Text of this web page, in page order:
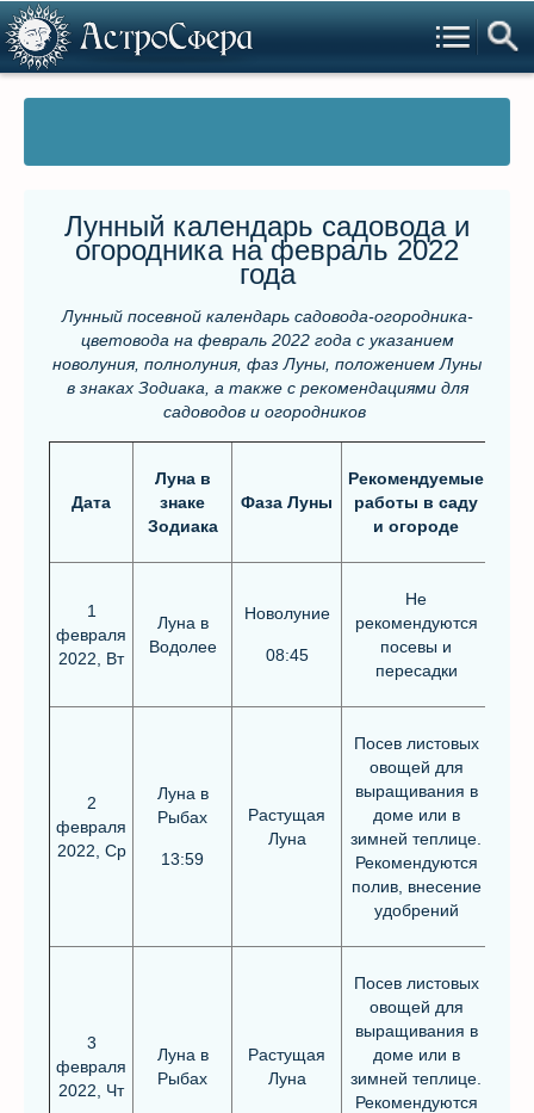
Лунный календарь садовода и
огородника на февраль 2022
года
Лунный посевной календарь садовода-огородника-
цветовода на февраль 2022 года с указанием
новолуния, полнолуния, фаз Луны, положением Луны
в знаках Зодиака, а также с рекомендациями для
садоводов и огородников
Дата
Луна в
знаке
Зодиака
Фаза Луны
Рекомендуемые
работы в саду
и огороде
1
февраля
2022, Вт
Луна в
Водолее
Новолуние
08:45
Не
рекомендуются
посевы и
пересадки
2
февраля
2022, Ср
Луна в
Рыбах
13:59
Растущая
Луна
Посев листовых
овощей для
выращивания в
доме или в
зимней теплице.
Рекомендуются
полив, внесение
удобрений
3
февраля
2022, Чт
Луна в
Рыбах
Растущая
Луна
Посев листовых
овощей для
выращивания в
доме или в
зимней теплице.
Рекомендуются